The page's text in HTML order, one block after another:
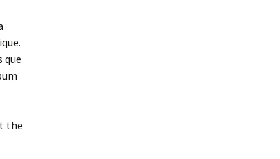
que
the